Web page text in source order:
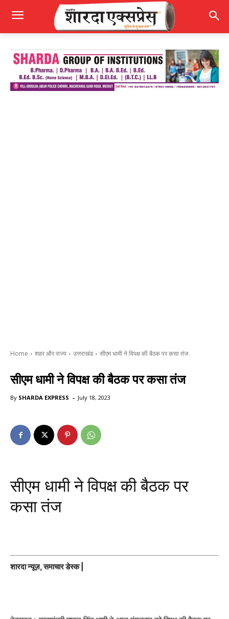
Home शहर और राज्य उत्तराखंड सीएम धामी ने विपक्ष की बैठक पर कसा तंज
सीएम धामी ने विपक्ष की बैठक पर कसा तंज
By SHARDA EXPRESS - July 18, 2023
सीएम धामी ने विपक्ष की बैठक पर
कसा तंज
शारदा न्यूज़, समाचार डेस्क |